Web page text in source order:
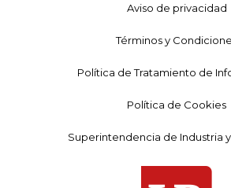
Aviso de privacidad
Términos y
Política de Tratamiento de
Política de Cookies
Superintendencia de Industria